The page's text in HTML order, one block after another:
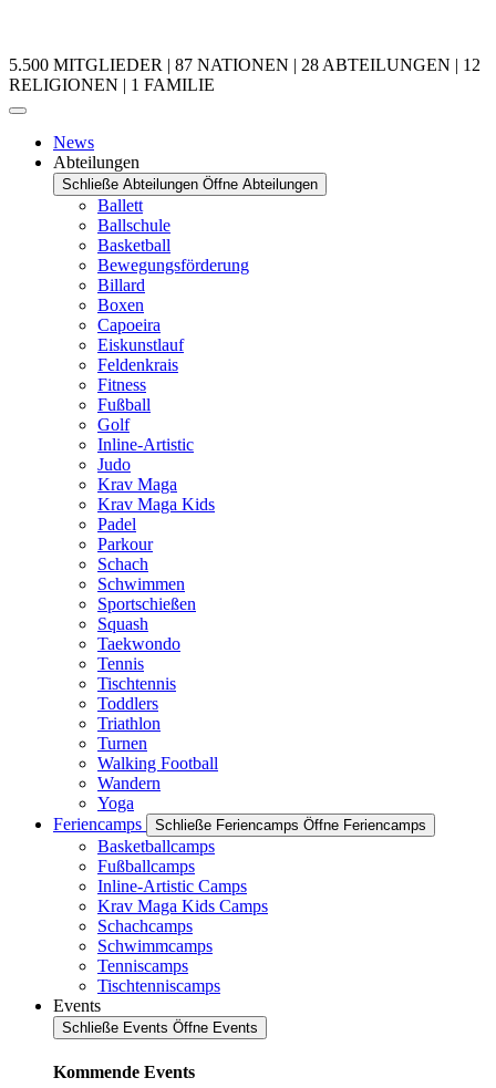
5.500 MITGLIEDER | 87 NATIONEN | 28 ABTEILUNGEN | 12
RELIGIONEN | 1 FAMILIE
News
Abteilungen
Schließe Abteilungen Öffne Abteilungen
Ballett
Ballschule
Basketball
Bewegungsförderung
Billard
Boxen
Capoeira
Eiskunstlauf
Feldenkrais
Fitness
Fußball
Golf
Inline-Artistic
Judo
Krav Maga
Krav Maga Kids
Padel
Parkour
Schach
Schwimmen
Sportschießen
Squash
Taekwondo
Tennis
Tischtennis
Toddlers
Triathlon
Turnen
Walking Football
Wandern
Yoga
Feriencamps
Schließe Feriencamps Öffne Feriencamps
Basketballcamps
Fußballcamps
Inline-Artistic Camps
Krav Maga Kids Camps
Schachcamps
Schwimmcamps
Tenniscamps
Tischtenniscamps
Events
Schließe Events Öffne Events
Kommende Events